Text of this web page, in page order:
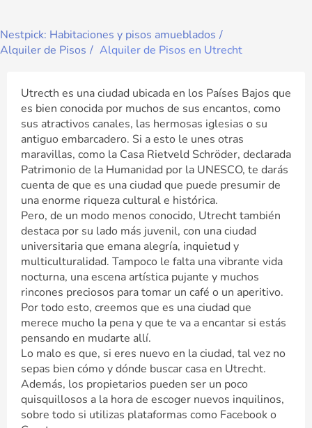
Nestpick: Habitaciones y pisos amueblados
Alquiler de Pisos
Alquiler de Pisos en Utrecht
Utrecth es una ciudad ubicada en los Países Bajos que
es bien conocida por muchos de sus encantos, como
sus atractivos canales, las hermosas iglesias o su
antiguo embarcadero. Si a esto le unes otras
maravillas, como la Casa Rietveld Schröder, declarada
Patrimonio de la Humanidad por la UNESCO, te darás
cuenta de que es una ciudad que puede presumir de
una enorme riqueza cultural e histórica.
Pero, de un modo menos conocido, Utrecht también
destaca por su lado más juvenil, con una ciudad
universitaria que emana alegría, inquietud y
multiculturalidad. Tampoco le falta una vibrante vida
nocturna, una escena artística pujante y muchos
rincones preciosos para tomar un café o un aperitivo.
Por todo esto, creemos que es una ciudad que
merece mucho la pena y que te va a encantar si estás
pensando en mudarte allí.
Lo malo es que, si eres nuevo en la ciudad, tal vez no
sepas bien cómo y dónde buscar casa en Utrecht.
Además, los propietarios pueden ser un poco
quisquillosos a la hora de escoger nuevos inquilinos,
sobre todo si utilizas plataformas como Facebook o